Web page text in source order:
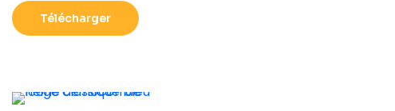
Télécharger